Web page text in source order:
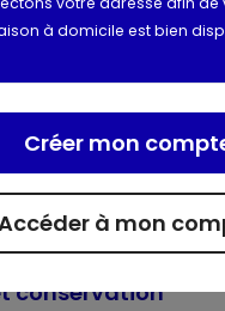
conservation
BEURRE concentré,
de caroube, gomme
gousses de vanille
vanille¹ (dont LAIT),
(caroténoïdes). Peut
gluten. ¹Certifié
Lactose
à domicile est bien
à mon
Créer mon